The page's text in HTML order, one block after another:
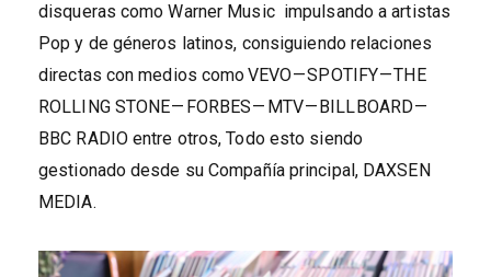
disqueras como Warner Music impulsando a artistas
Pop y de géneros latinos, consiguiendo relaciones
directas con medios como VEVO — SPOTIFY — THE
ROLLING STONE — FORBES — MTV — BILLBOARD —
BBC RADIO entre otros, Todo esto siendo
gestionado desde su Compañía principal, DAXSEN
MEDIA.